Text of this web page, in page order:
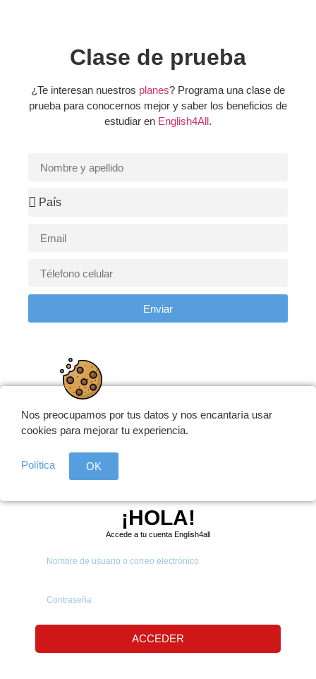
Clase de prueba
¿Te interesan nuestros planes? Programa una clase de
prueba para conocernos mejor y saber los beneficios de
estudiar en English4All.
Enviar
Nos preocupamos por tus datos y nos encantaría usar
cookies para mejorar tu experiencia.
Política OK
¡HOLA!
Accede a tu cuenta English4all
ACCEDER